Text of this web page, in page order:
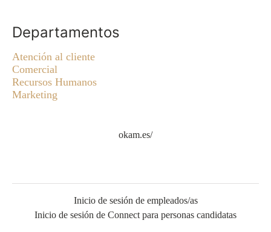
Departamentos
Atención al cliente
Comercial
Recursos Humanos
Marketing
okam.es/
Inicio de sesión de empleados/as
Inicio de sesión de Connect para personas candidatas